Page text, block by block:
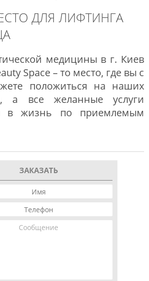
ДЛЯ ЛИФТИНГА
медицины в г. Киев
Space – то место, где вы с
положиться на наших
а все желанные услуги
в жизнь по приемлемым
ЗАКАЗАТЬ